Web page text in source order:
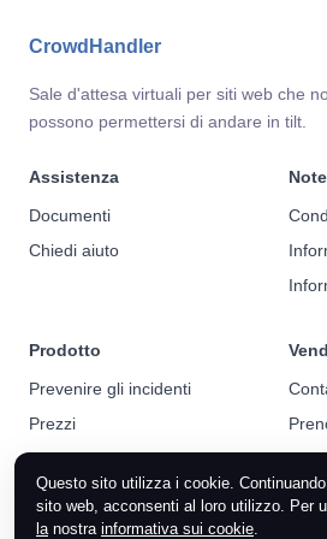
CrowdHandler
Sale d'attesa virtuali per siti web che
possono permettersi di andare in tilt.
Assistenza
Documenti
Chiedi aiuto
Prodotto
Prevenire gli incidenti
Prezzi
Notizie
Questo sito utilizza i cookie.
sito web, acconsenti al loro utilizzo. Per
lanostra informativa sui cookie.